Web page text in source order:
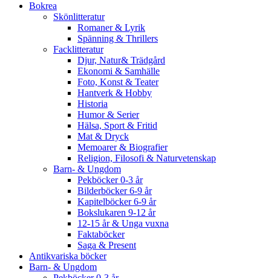
Bokrea
Skönlitteratur
Romaner & Lyrik
Spänning & Thrillers
Facklitteratur
Djur, Natur& Trädgård
Ekonomi & Samhälle
Foto, Konst & Teater
Hantverk & Hobby
Historia
Humor & Serier
Hälsa, Sport & Fritid
Mat & Dryck
Memoarer & Biografier
Religion, Filosofi & Naturvetenskap
Barn- & Ungdom
Pekböcker 0-3 år
Bilderböcker 6-9 år
Kapitelböcker 6-9 år
Bokslukaren 9-12 år
12-15 år & Unga vuxna
Faktaböcker
Saga & Present
Antikvariska böcker
Barn- & Ungdom